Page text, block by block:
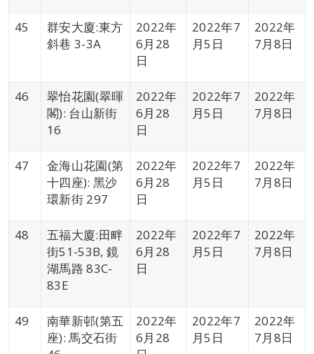
45
群安大廈:東方
斜巷 3-3A
2022年
6月28
日
2022年7
月5日
2022年
7月8日
46
翠怡花園(翠暉
閣): 台山新街
16
2022年
6月28
日
2022年7
月5日
2022年
7月8日
47
金海山花園(第
十四座): 黑沙
環新街 297
2022年
6月28
日
2022年7
月5日
2022年
7月8日
48
五福大廈:田畔
街51-53B, 鏡
湖馬路 83C-
83E
2022年
6月28
日
2022年7
月5日
2022年
7月8日
49
南華新邨(第五
座): 馬交石街
2022年
6月28
2022年7
月5日
2022年
7月8日